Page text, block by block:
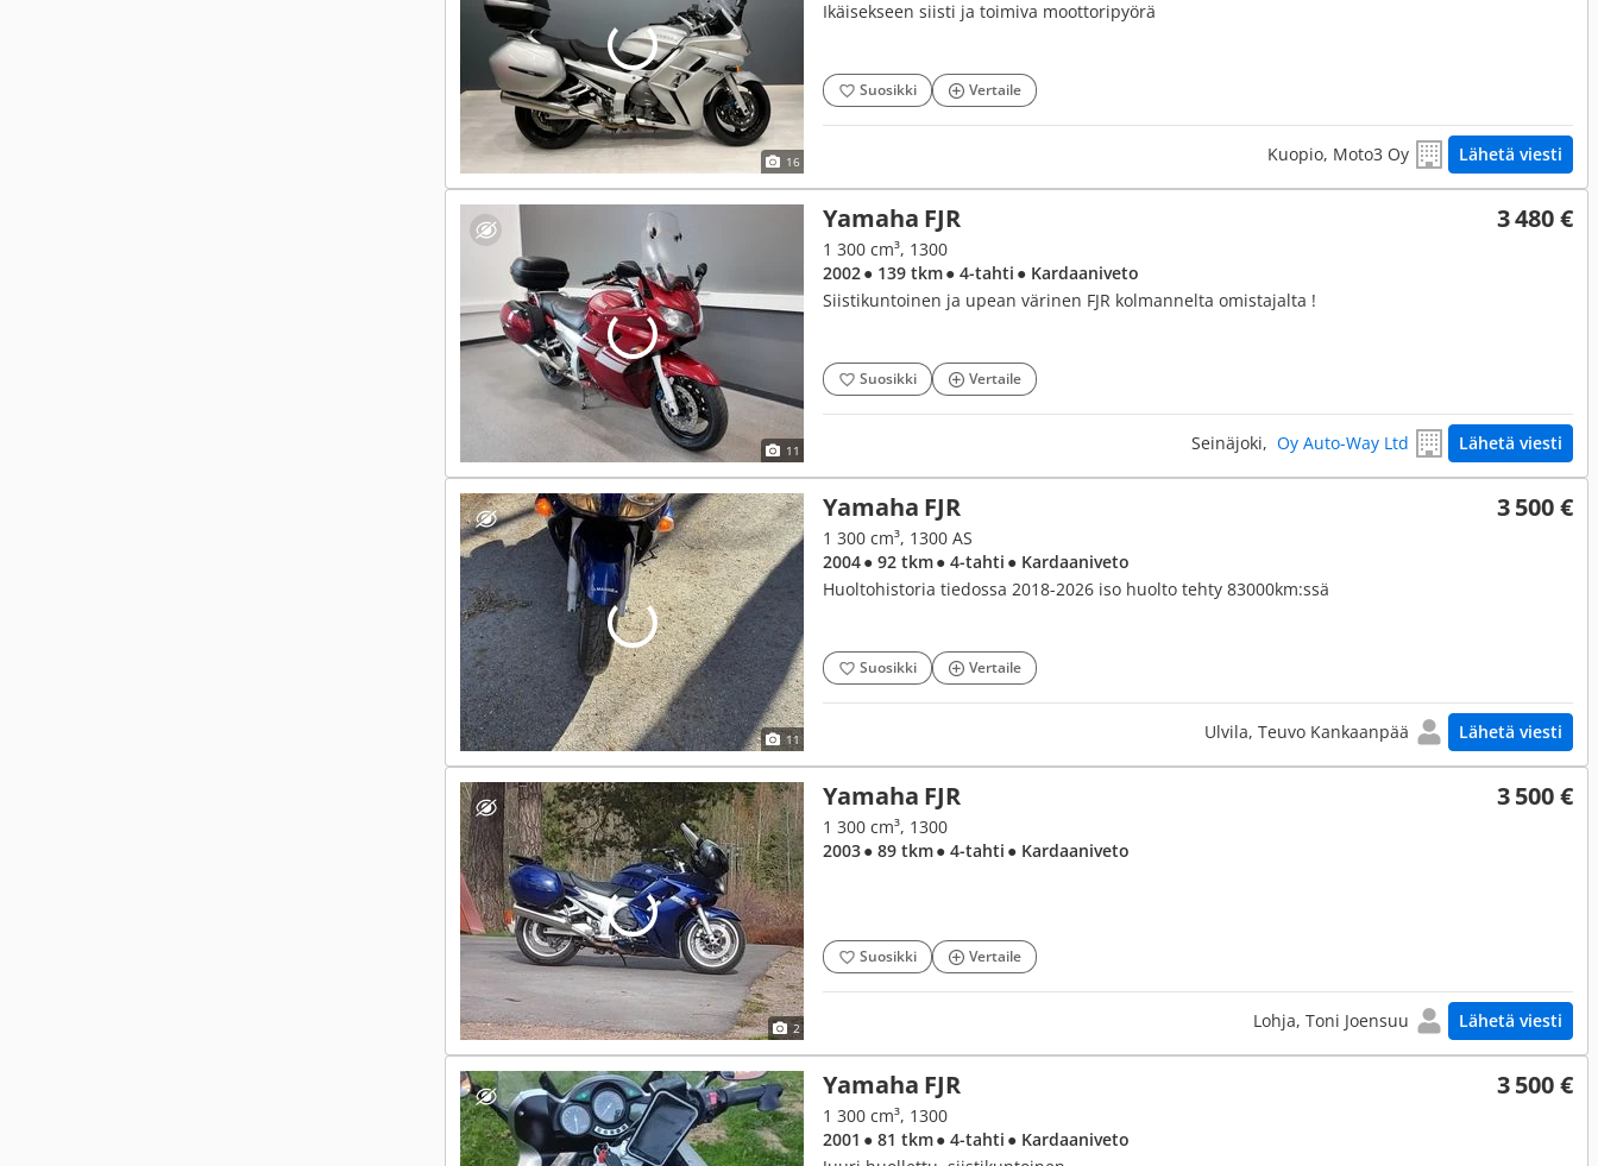
16
Ikäisekseen siisti ja toimiva moottoripyörä
Suosikki Vertaile
Kuopio, Moto3 Oy Lähetä viesti
11
Yamaha FJR 3 480 €
1 300 cm³, 1300
2002● 139 tkm● 4-tahti ● Kardaaniveto
Siistikuntoinen ja upean värinen FJR kolmannelta omistajalta !
Suosikki Vertaile
Seinäjoki, Oy Auto-Way Ltd Lähetä viesti
11
Yamaha FJR 3 500 €
1 300 cm³, 1300 AS
2004● 92 tkm● 4-tahti ● Kardaaniveto
Huoltohistoria tiedossa 2018-2026 iso huolto tehty 83000km:ssä
Suosikki Vertaile
Ulvila, Teuvo Kankaanpää Lähetä viesti
2
Yamaha FJR 3 500 €
1 300 cm³, 1300
2003● 89 tkm● 4-tahti ● Kardaaniveto
Suosikki Vertaile
Lohja, Toni Joensuu Lähetä viesti
Yamaha FJR 3 500 €
1 300 cm³, 1300
2001 ● 81 tkm● 4-tahti ● Kardaaniveto